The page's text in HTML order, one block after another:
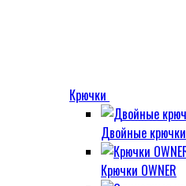
Крючки
Двойные крючки
Крючки OWNER